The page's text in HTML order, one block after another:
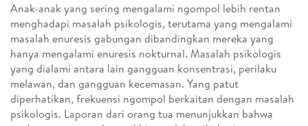
Anak-anak yang sering mengalami ngompol lebih rentan
menghadapi masalah psikologis, terutama yang mengalami
masalah enuresis gabungan dibandingkan mereka yang
hanya mengalami enuresis nokturnal. Masalah psikologis
yang dialami antara lain gangguan konsentrasi, perilaku
melawan, dan gangguan kecemasan. Yang patut
diperhatikan, frekuensi ngompol berkaitan dengan masalah
psikologis. Laporan dari orang tua menunjukkan bahwa